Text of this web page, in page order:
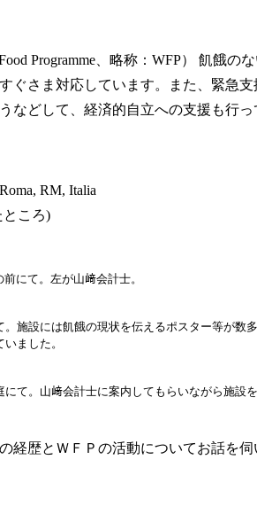
Programme、略称：WFP） 飢餓
ぐさま対応しています。また、緊急
などして、経済的自立への支援も行っ
RM, Italia
ところ)
前にて。左が山﨑会計士。
。施設には飢餓の現状を伝えるポスター等が数多
ました。
にて。山﨑会計士に案内してもらいながら施設
経歴とＷＦＰの活動についてお話を伺